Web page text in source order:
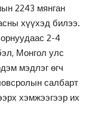
2243 мянган
хүүхэд билээ.
2-4
Монгол улс
мэдлэг өгч
салбарт
хэмжээгээр их